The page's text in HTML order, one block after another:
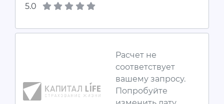
5.0
Расчет не
соответствует
вашему запросу.
Попробуйте